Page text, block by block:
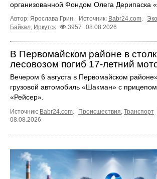
организованной Фондом Олега Дерипаска
Автор: Ярослава Грин. Источник: Babr24.com.
Байкал, Иркутск 3957 08.08.2026
В Первомайском районе в
лесовозом погиб 17-летний
Вечером 6 августа в Первомайском
грузовой автомобиль «Шакман» с
«Рейсер».
Источник: Babr24.com. Происшествия, Транспорт
08.08.2026